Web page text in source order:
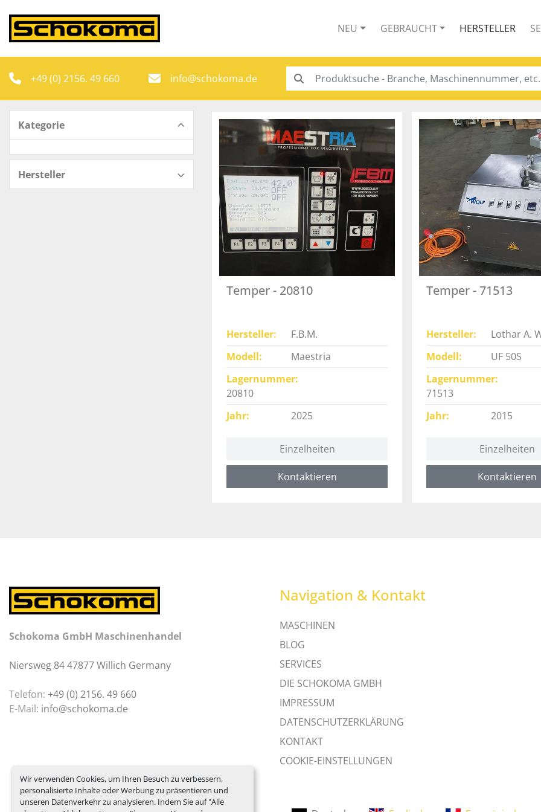
Wir verwenden Cookies, um Ihren Besuch zu verbessern,
personalisierte Inhalte oder Werbung zu präsentieren und
unseren Datenverkehr zu analysieren. Indem Sie auf "Alle
NEU GEBRAUCHT HERSTELLER
+49 (0) 2156. 49 660 info@schokoma.de
Kategorie
Hersteller
Temper - 20810
Hersteller
F.B.M.
Modell
Maestria
Lagernummer
20810
Jahr
2025
Einzelheiten
Kontaktieren
Temper - 71513
Hersteller
Lothar A.
Modell
UF 50S
Lagernummer
71513
Jahr
2015
Einzelheiten
Kontaktieren
Schokoma GmbH Maschinenhandel
Niersweg 84 47877 Willich Germany
Telefon: +49 (0) 2156. 49 660
E-Mail: info@schokoma.de
Navigation & Kontakt
MASCHINEN
BLOG
SERVICES
DIE SCHOKOMA GMBH
IMPRESSUM
DATENSCHUTZERKLÄRUNG
KONTAKT
COOKIE-EINSTELLUNGEN